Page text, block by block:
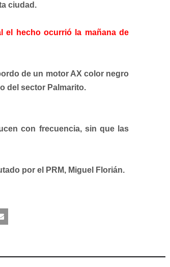
ciudad.
el hecho ocurrió la mañana de
de un motor AX color negro
del sector Palmarito.
con frecuencia, sin que las
por el PRM, Miguel Florián.